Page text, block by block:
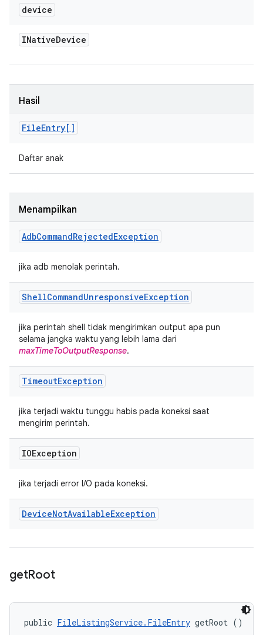
device
INativeDevice
Hasil
FileEntry[]
Daftar anak
Menampilkan
AdbCommandRejectedException
jika adb menolak perintah.
ShellCommandUnresponsiveException
jika perintah shell tidak mengirimkan output apa pun
selama jangka waktu yang lebih lama dari
maxTimeToOutputResponse.
TimeoutException
jika terjadi waktu tunggu habis pada koneksi saat
mengirim perintah.
IOException
jika terjadi error I/O pada koneksi.
DeviceNotAvailableException
getRoot
public FileListingService.FileEntry getRoot ()